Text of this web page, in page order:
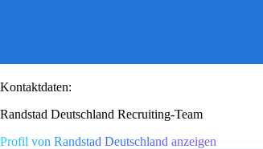
Kontaktdaten:
Randstad Deutschland Recruiting-Team
Profil von Randstad Deutschland anzeigen